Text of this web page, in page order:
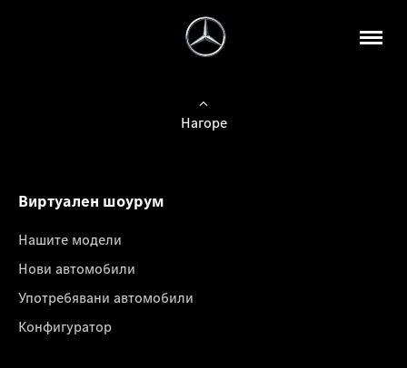
Нагоре
Виртуален шоурум
Нашите модели
Нови автомобили
Употребявани автомобили
Конфигуратор